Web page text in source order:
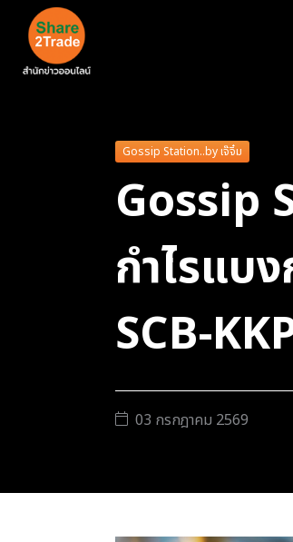
Gossip Station..by เจ๊จิ๋ม
Gossip
กำไรแบ
SCB-
03 กรกฎาคม 2569